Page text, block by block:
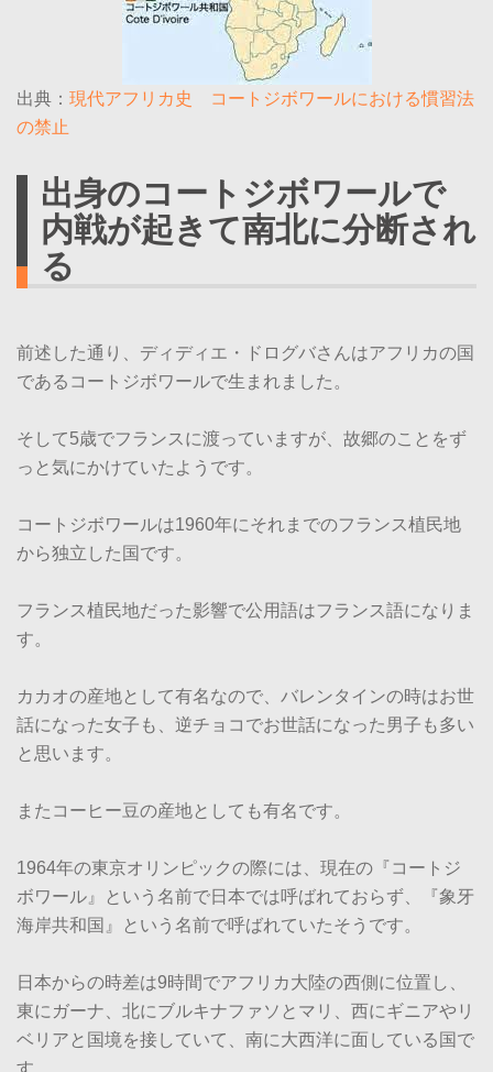
出典： 現代アフリカ史 コートジボワールにおける慣習法
の禁止
出身のコートジボワールで
内戦が起きて南北に分断され
る
前述した通り、ディディエ・ドログバさんはアフリカの国
であるコートジボワールで生まれました。
そして5歳でフランスに渡っていますが、故郷のことをず
っと気にかけていたようです。
コートジボワールは1960年にそれまでのフランス植民地
から独立した国です。
フランス植民地だった影響で公用語はフランス語になりま
す。
カカオの産地として有名なので、バレンタインの時はお世
話になった女子も、逆チョコでお世話になった男子も多い
と思います。
またコーヒー豆の産地としても有名です。
1964年の東京オリンピックの際には、現在の『コートジ
ボワール』という名前で日本では呼ばれておらず、『象牙
海岸共和国』という名前で呼ばれていたそうです。
日本からの時差は9時間でアフリカ大陸の西側に位置し、
東にガーナ、北にブルキナファソとマリ、西にギニアやリ
ベリアと国境を接していて、南に大西洋に面している国で
す。